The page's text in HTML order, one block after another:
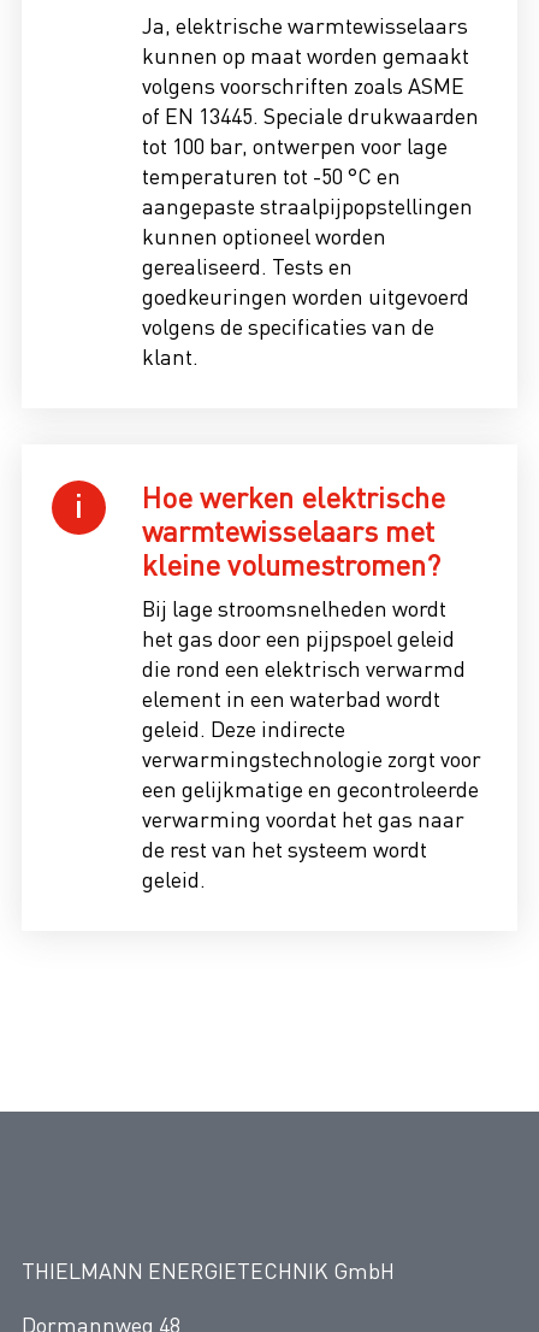
Ja, elektrische warmtewisselaars
kunnen op maat worden gemaakt
volgens voorschriften zoals ASME
of EN 13445. Speciale drukwaarden
tot 100 bar, ontwerpen voor lage
temperaturen tot -50 °C en
aangepaste straalpijpopstellingen
kunnen optioneel worden
gerealiseerd. Tests en
goedkeuringen worden uitgevoerd
volgens de specificaties van de
klant.
Hoe werken elektrische
warmtewisselaars met
kleine volumestromen?
Bij lage stroomsnelheden wordt
het gas door een pijpspoel geleid
die rond een elektrisch verwarmd
element in een waterbad wordt
geleid. Deze indirecte
verwarmingstechnologie zorgt voor
een gelijkmatige en gecontroleerde
verwarming voordat het gas naar
de rest van het systeem wordt
geleid.
THIELMANN ENERGIETECHNIK GmbH
Dormannweg 48